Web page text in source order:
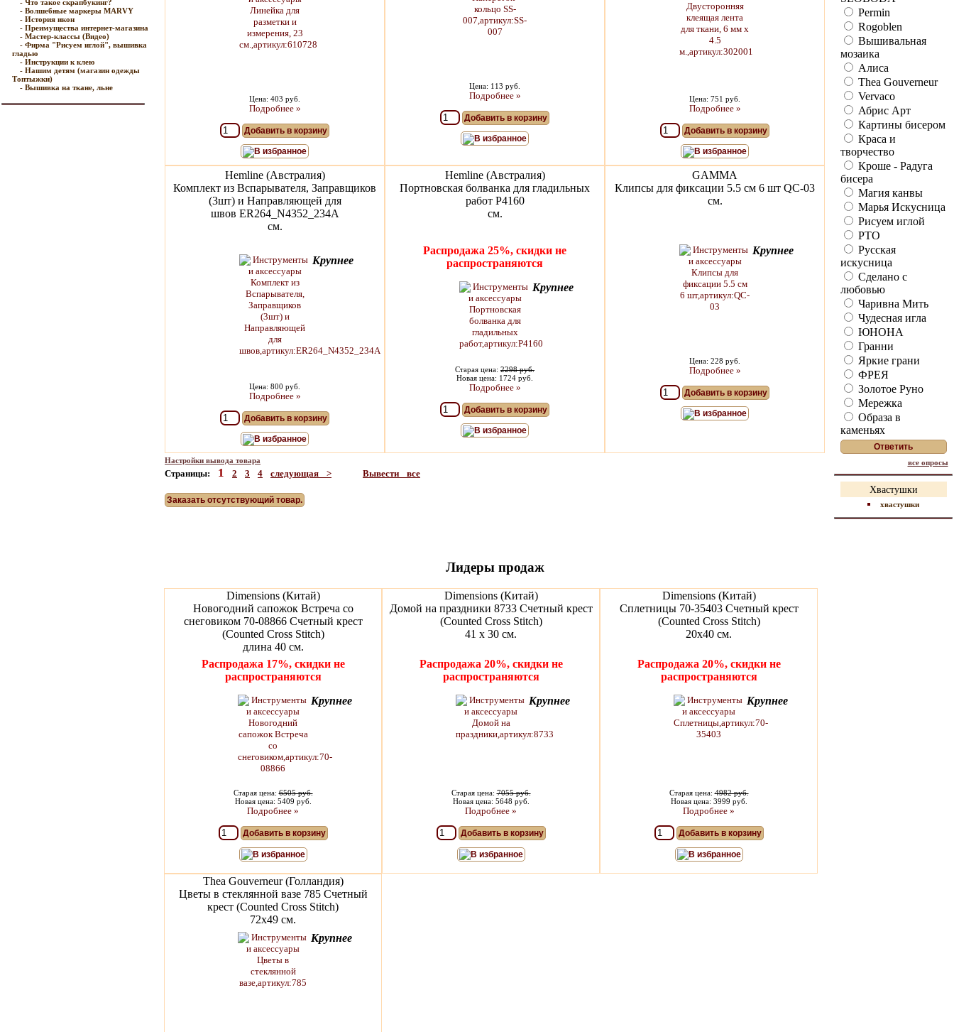
- Что такое скрапбукинг?
- Волшебные маркеры MARVY
- История икон
- Преимущества интернет-магазина
- Мастер-классы (Видео)
- Фирма "Рисуем иглой", вышивка
гладью
- Инструкции к клею
- Нашим детям (магазин одежды
Топтыжки)
- Вышивка на ткане, льне
Цена: 403 руб.
Подробнее »
Добавить в корзину
В избранное
Цена: 113 руб.
Подробнее »
Добавить в корзину
В избранное
Цена: 751 руб.
Подробнее »
Добавить в корзину
В избранное
Hemline (Австралия)
Комплект из Вспарывателя, Заправщиков
(3шт) и Направляющей для
швов ER264_N4352_234A
см.
Крупнее
Цена: 800 руб.
Подробнее »
Добавить в корзину
В избранное
Hemline (Австралия)
Портновская болванка для гладильных
работ P4160
см.
Распродажа 25%, скидки не
распространяются
Крупнее
Старая цена: 2298 руб.
Новая цена: 1724 руб.
Подробнее »
Добавить в корзину
В избранное
GAMMA
Клипсы для фиксации 5.5 см 6 шт QC-03
см.
Крупнее
Цена: 228 руб.
Подробнее »
Добавить в корзину
В избранное
Настройки вывода товара
Страницы: 1 2 3 4 следующая > Вывести все
Заказать отсутствующий товар.
Лидеры продаж
Dimensions (Китай)
Новогодний сапожок Встреча со
снеговиком 70-08866 Счетный крест
(Counted Cross Stitch)
длина 40 см.
Распродажа 17%, скидки не
распространяются
Крупнее
Старая цена:6505 руб.
Новая цена: 5409 руб.
Подробнее »
Добавить в корзину
В избранное
Dimensions (Китай)
Домой на праздники 8733 Счетный крест
(Counted Cross Stitch)
41 х 30 см.
Распродажа 20%, скидки не
распространяются
Крупнее
Старая цена:7055 руб.
Новая цена: 5648 руб.
Подробнее »
Добавить в корзину
В избранное
Dimensions (Китай)
Сплетницы 70-35403 Счетный крест
(Counted Cross Stitch)
20х40 см.
Распродажа 20%, скидки не
распространяются
Крупнее
Старая цена:4982 руб.
Новая цена: 3999 руб.
Подробнее »
Добавить в корзину
В избранное
Thea Gouverneur (Голландия)
Цветы в стеклянной вазе 785 Счетный
крест (Counted Cross Stitch)
72х49 см.
Крупнее
Permin
Rogoblen
Вышивальная
мозаика
Алиса
Thea Gouverneur
Vervaco
Абрис Арт
Картины бисером
Краса и
творчество
Кроше - Радуга
бисера
Магия канвы
Марья Искусница
Рисуем иглой
РТО
Русская
искусница
Сделано с
любовью
Чаривна Мить
Чудесная игла
ЮНОНА
Гранни
Яркие грани
ФРЕЯ
Золотое Руно
Мережка
Образа в
каменьях
все опросы
Хвастушки
хвастушки